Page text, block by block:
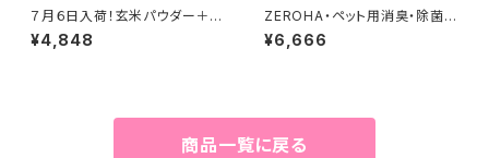
７月６日入荷！玄米パウダー＋じ
ゃばら果皮入り 500g
¥4,848
ZEROHA・ペット用消臭・除菌ス
プレー 吉野ひのきタイプ 詰め替
え用 約1L
¥6,666
商品一覧に戻る